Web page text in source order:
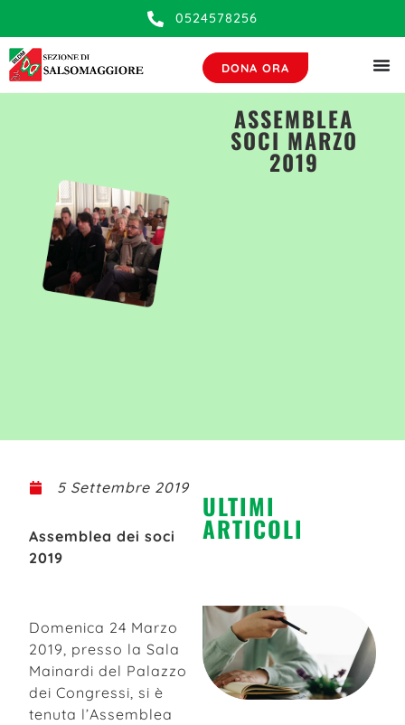
0524578256
DONA ORA
ASSEMBLEA
SOCI MARZO
2019
5 Settembre 2019
Assemblea dei soci
2019
Domenica 24 Marzo
2019, presso la Sala
Mainardi del Palazzo
dei Congressi, si è
tenuta l’Assemblea
ULTIMI
ARTICOLI